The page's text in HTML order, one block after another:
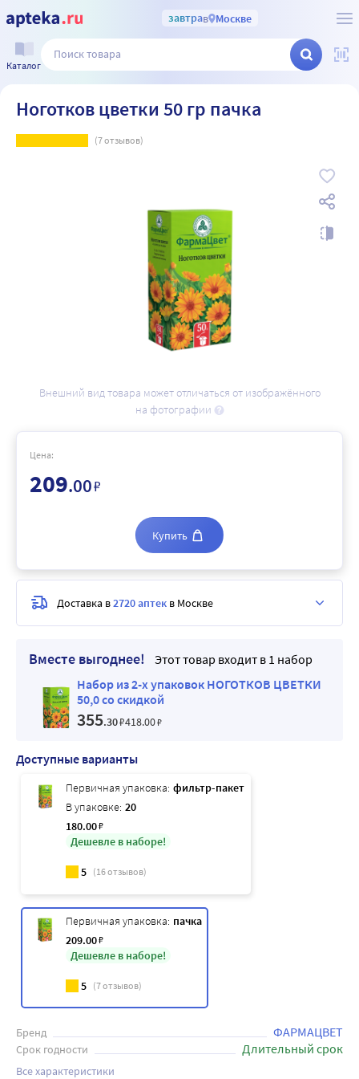
завтрав Москве
Каталог
Ноготков цветки 50 гр пачка
(7отзывов)
Внешний вид товара может отличаться от изображённого
на фотографии
Вместе выгоднее!
Этот товар входит в 1 набор
Набор из 2-х упаковок НОГОТКОВ ЦВЕТКИ
50,0 со скидкой
355.30₽418.00₽
Доступные варианты
Первичная упаковка: фильтр-пакет
В упаковке: 20
180.00₽
Дешевле в наборе!
5 (16отзывов)
Первичная упаковка: пачка
209.00₽
Дешевле в наборе!
5 (7отзывов)
Бренд ФАРМАЦВЕТ
Срок годности Длительный срок
Все характеристики
Цена:
209.00₽
Купить
Доставка в2720 аптек в Москве